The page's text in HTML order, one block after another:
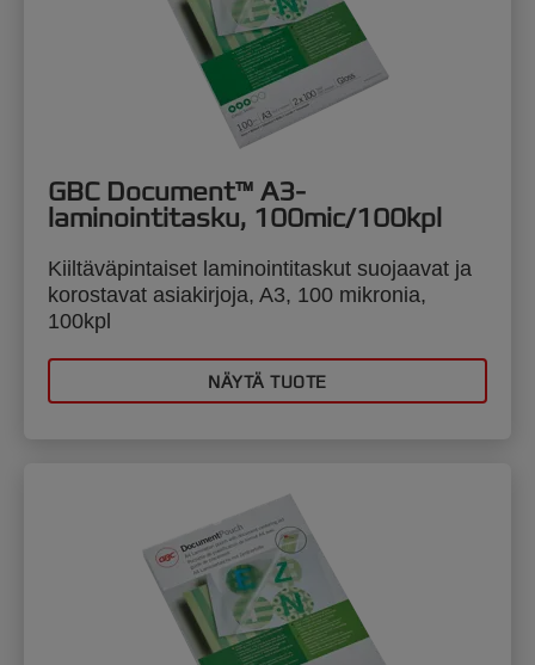
GBC Document™ A3-
laminointitasku, 100mic/100kpl
Kiiltäväpintaiset laminointitaskut suojaavat ja
korostavat asiakirjoja, A3, 100 mikronia,
100kpl
NÄYTÄ TUOTE